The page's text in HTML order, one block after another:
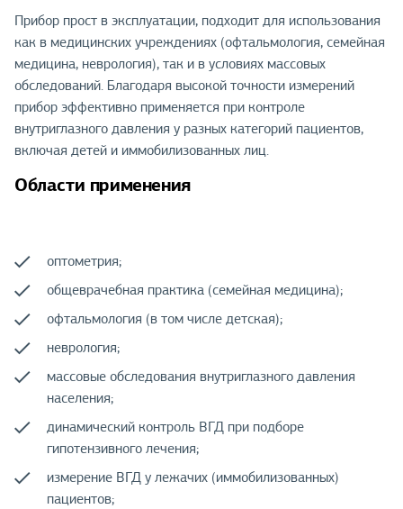
Прибор прост в эксплуатации, подходит для использования
как в медицинских учреждениях (офтальмология, семейная
медицина, неврология), так и в условиях массовых
обследований. Благодаря высокой точности измерений
прибор эффективно применяется при контроле
внутриглазного давления у разных категорий пациентов,
включая детей и иммобилизованных лиц.
Области применения
оптометрия;
общеврачебная практика (семейная медицина);
офтальмология (в том числе детская);
неврология;
массовые обследования внутриглазного давления
населения;
динамический контроль ВГД при подборе
гипотензивного лечения;
измерение ВГД у лежачих (иммобилизованных)
пациентов;